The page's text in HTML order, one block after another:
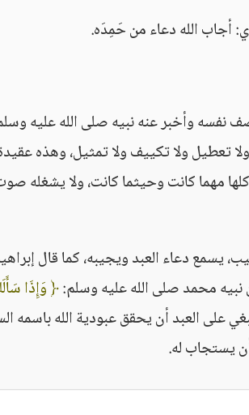
أجاب الله دعاء من حَمِدَه.
نفسه وأخبر عنه نبيه صلى الله عليه
تعطيل ولا تكييف ولا تمثيل، وهذه
مهما كانت وحيثما كانت، ولا يشغله
يسمع دعاء العبد ويجيبه، كما قال
﴿ وَإِذَا
١٨٦، فينبغي على العبد أن يحقق عبودية الله باسمه
يستجاب له.